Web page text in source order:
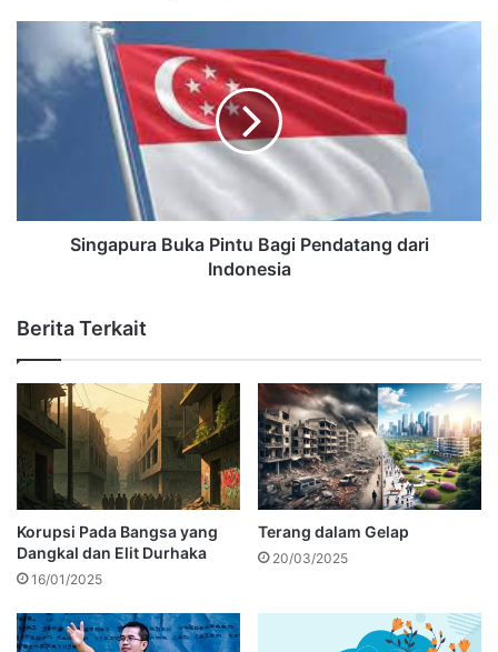
Singapura Buka Pintu Bagi Pendatang dari
Indonesia
Berita Terkait
Korupsi Pada Bangsa yang
Dangkal dan Elit Durhaka
16/01/2025
Terang dalam Gelap
20/03/2025